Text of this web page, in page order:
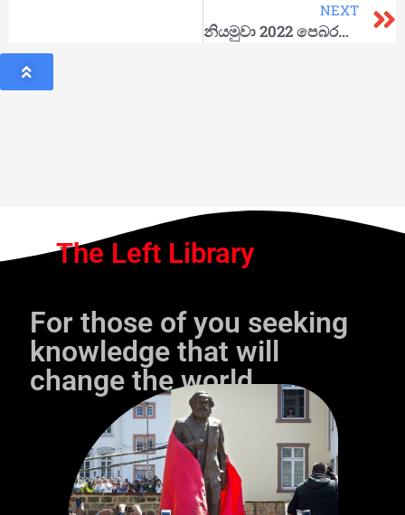
NEXT
නියමුවා 2022 පෙබරවාරි
The Left Library
For those of you seeking
knowledge that will
change the world